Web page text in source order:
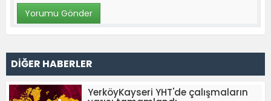
DİĞER HABERLER
YerköyKayseri YHT'de çalışmaların